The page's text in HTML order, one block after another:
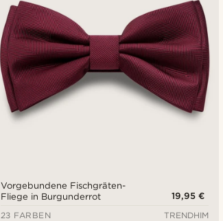
Vorgebundene Fischgräten-
Fliege in Burgunderrot
19,95 €
23 FARBEN
TRENDHIM